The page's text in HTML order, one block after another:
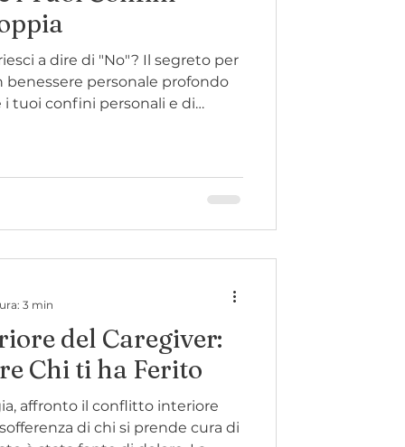
a dire di "No"? Il segreto per
benessere personale profondo
tuoi confini personali e di
del Caregiver:
Chi ti ha Ferito
affronto il conflitto interiore
di chi si prende cura di
3 min